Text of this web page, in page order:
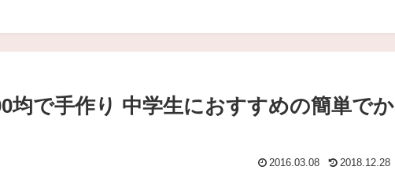
均で手作り 中学生におすすめの簡単でか
2016.03.08 2018.12.28